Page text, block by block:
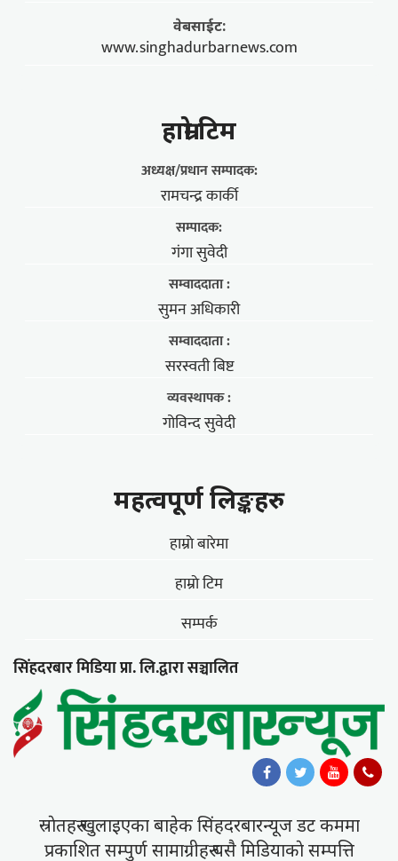
वेबसाईट:
www.singhadurbarnews.com
हाम्राे टिम
अध्यक्ष/प्रधान सम्पादक:
रामचन्द्र कार्की
सम्पादक:
गंगा सुवेदी
सम्वाददाता :
सुमन अधिकारी
सम्वाददाता :
सरस्वती बिष्ट
व्यवस्थापक :
गोविन्द सुवेदी
महत्वपूर्ण लिङ्कहरु
हाम्राे बारेमा
हाम्राे टिम
सम्पर्क
सिंहदरबार मिडिया प्रा. लि.द्वारा सञ्चालित
स्राेतहरु खुलाइएका बाहेक सिंहदरबारन्यूज डट कममा
प्रकाशित सम्पुर्ण सामाग्रीहरु यसै मिडियाकाे सम्पत्ति